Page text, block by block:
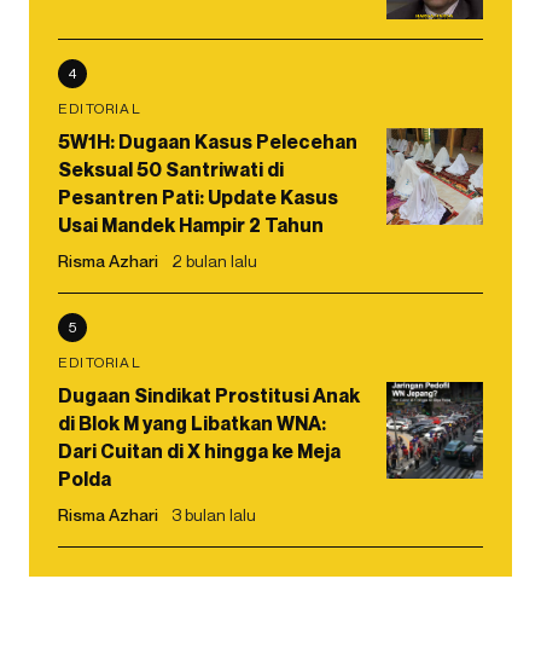
4
EDITORIAL
5W1H: Dugaan Kasus Pelecehan
Seksual 50 Santriwati di
Pesantren Pati: Update Kasus
Usai Mandek Hampir 2 Tahun
Risma Azhari 2 bulan lalu
5
EDITORIAL
Dugaan Sindikat Prostitusi Anak
di Blok M yang Libatkan WNA:
Dari Cuitan di X hingga ke Meja
Polda
Risma Azhari 3 bulan lalu